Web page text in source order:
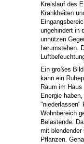
Kreislauf des
Krankheiten
ungehindert in
unnützen
herumstehen.
Ein großes
kann ein
Raum im
Energie
"niederlassen"
Wohnbereich
Belastende.
mit blendender
Pflanzen.